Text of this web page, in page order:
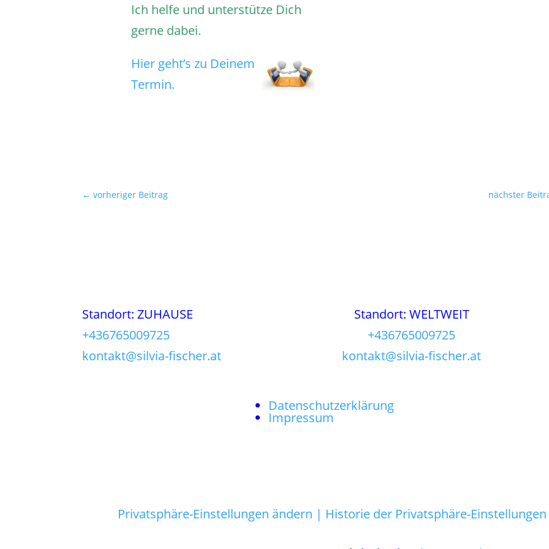
Ich helfe und unterstütze Dich
gerne dabei.
Hier geht’s zu Deinem
Termin.
←vorheriger Beitrag nächster
Standort: ZUHAUSE
+436765009725
kontakt@silvia-fischer.at
Standort: WELTWEIT
+436765009725
kontakt@silvia-fischer.at
Datenschutzerklärung
Impressum
Privatsphäre-Einstellungen ändern | Historie der Privatsphäre-